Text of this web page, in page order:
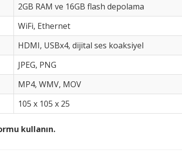
2GB RAM ve 16GB flash depolama
WiFi, Ethernet
HDMI, USBx4, dijital ses koaksiyel
JPEG, PNG
MP4, WMV, MOV
105 x 105 x 25
kullanın.